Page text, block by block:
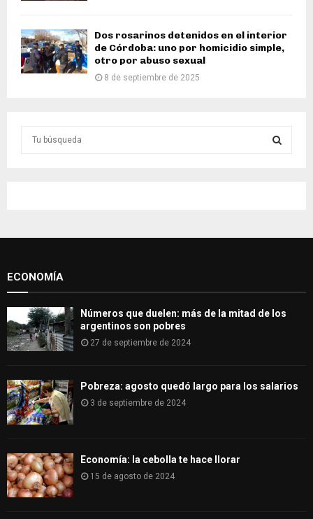
Dos rosarinos detenidos en el interior
de Córdoba: uno por homicidio simple,
otro por abuso sexual
8 de septiembre de 2025
o
H
ECONOMÍA
Números que duelen: más de la mitad de los
argentinos son pobres
27 de septiembre de 2024
Pobreza: agosto quedó largo para los salarios
3 de septiembre de 2024
Economía: la cebolla te hace llorar
15 de agosto de 2024